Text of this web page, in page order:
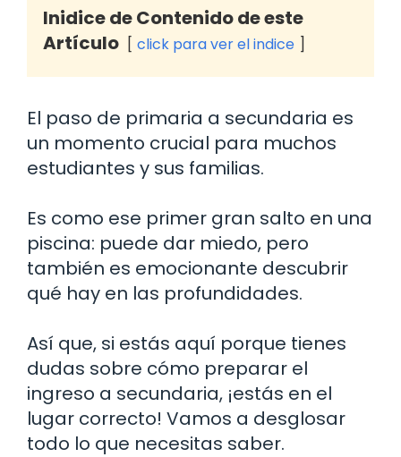
Inidice de Contenido de este
Artículo
click para ver el indice
El paso de primaria a secundaria es
un momento crucial para muchos
estudiantes y sus familias.
Es como ese primer gran salto en una
piscina: puede dar miedo, pero
también es emocionante descubrir
qué hay en las profundidades.
Así que, si estás aquí porque tienes
dudas sobre cómo preparar el
ingreso a secundaria, ¡estás en el
lugar correcto! Vamos a desglosar
todo lo que necesitas saber.